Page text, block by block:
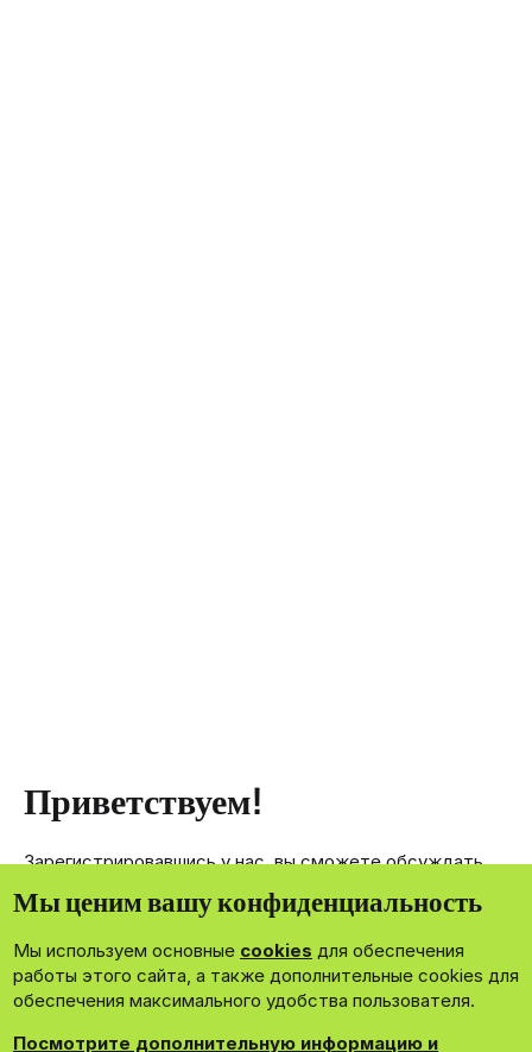
Приветствуем!
Зарегистрировавшись у нас, вы сможете обсуждать,
членам нашего сообщества.
Зарегистрироваться сейчас!
Мы ценим вашу конфиденциальность
Мы используем основные cookies для обеспечения
работы этого сайта, а также дополнительные cookies для
обеспечения максимального удобства пользователя.
Посмотрите дополнительную информацию и